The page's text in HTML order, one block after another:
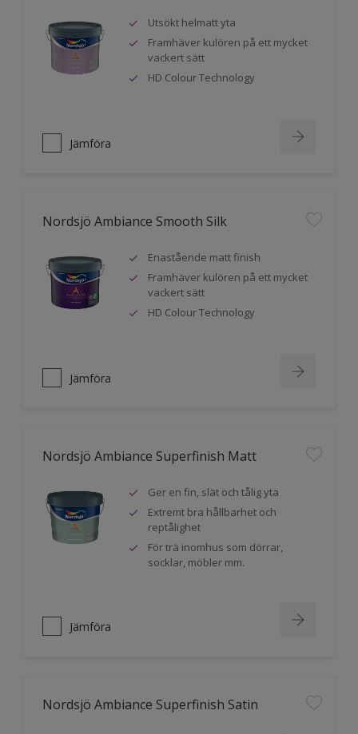
Utsökt helmatt yta
Framhäver kulören på ett mycket
vackert sätt
HD Colour Technology
Jämföra
Nordsjö Ambiance Smooth Silk
Enastående matt finish
Framhäver kulören på ett mycket
vackert sätt
HD Colour Technology
Jämföra
Nordsjö Ambiance Superfinish Matt
Ger en fin, slät och tålig yta
Extremt bra hållbarhet och
reptålighet
För trä inomhus som dörrar,
socklar, möbler mm.
Jämföra
Nordsjö Ambiance Superfinish Satin